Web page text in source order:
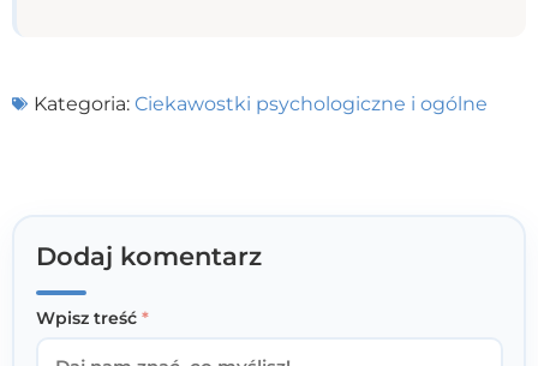
Kategoria: Ciekawostki psychologiczne i ogólne
Dodaj komentarz
Wpisz treść *